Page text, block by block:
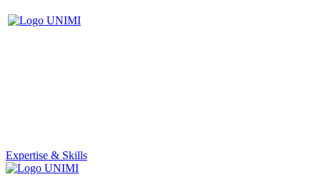
Expertise & Skills